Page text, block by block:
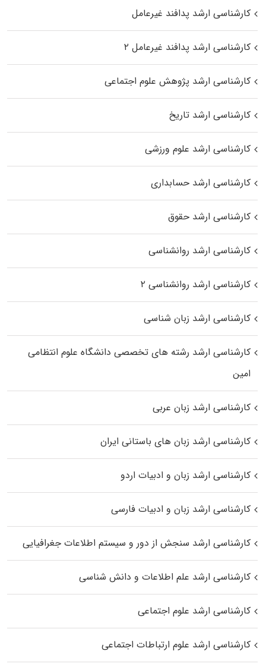
کارشناسی ارشد پدافند غیرعامل
کارشناسی ارشد پدافند غیرعامل ۲
کارشناسی ارشد پژوهش علوم اجتماعی
کارشناسی ارشد تاریخ
کارشناسی ارشد علوم ورزشی
کارشناسی ارشد حسابداری
کارشناسی ارشد حقوق
کارشناسی ارشد روانشناسی
کارشناسی ارشد روانشناسی ۲
کارشناسی ارشد زبان شناسی
کارشناسی ارشد رﺷﺘﻪ ﻫﺎی تخصصی داﻧﺸﮕﺎه ﻋﻠﻮم انتظامی
اﻣﻴﻦ
کارشناسی ارشد زبان عربی
کارشناسی ارشد زبان‌ های باستانی ایران
کارشناسی ارشد زبان و ادبیات اردو
کارشناسی ارشد زبان و ادبیات فارسی
کارشناسی ارشد سنجش از دور و سیستم اطلاعات جغرافیایی
کارشناسی ارشد علم اطلاعات و دانش شناسی
کارشناسی ارشد علوم اجتماعی
کارشناسی ارشد علوم ارتباطات اجتماعی